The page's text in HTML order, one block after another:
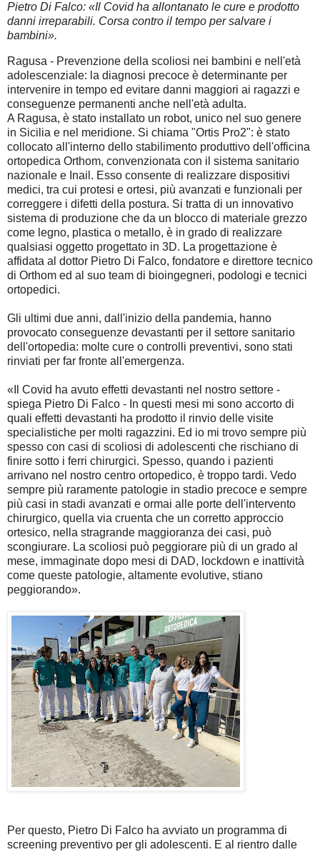
Pietro Di Falco: «Il Covid ha allontanato le cure e prodotto
danni irreparabili. Corsa contro il tempo per salvare i
bambini».
Ragusa - Prevenzione della scoliosi nei bambini e nell'età
adolescenziale: la diagnosi precoce è determinante per
intervenire in tempo ed evitare danni maggiori ai ragazzi e
conseguenze permanenti anche nell'età adulta.
A Ragusa, è stato installato un robot, unico nel suo genere
in Sicilia e nel meridione. Si chiama "Ortis Pro2": è stato
collocato all'interno dello stabilimento produttivo dell'officina
ortopedica Orthom, convenzionata con il sistema sanitario
nazionale e Inail. Esso consente di realizzare dispositivi
medici, tra cui protesi e ortesi, più avanzati e funzionali per
correggere i difetti della postura. Si tratta di un innovativo
sistema di produzione che da un blocco di materiale grezzo
come legno, plastica o metallo, è in grado di realizzare
qualsiasi oggetto progettato in 3D. La progettazione è
affidata al dottor Pietro Di Falco, fondatore e direttore tecnico
di Orthom ed al suo team di bioingegneri, podologi e tecnici
ortopedici.
Gli ultimi due anni, dall'inizio della pandemia, hanno
provocato conseguenze devastanti per il settore sanitario
dell'ortopedia: molte cure o controlli preventivi, sono stati
rinviati per far fronte all'emergenza.
«Il Covid ha avuto effetti devastanti nel nostro settore -
spiega Pietro Di Falco - In questi mesi mi sono accorto di
quali effetti devastanti ha prodotto il rinvio delle visite
specialistiche per molti ragazzini. Ed io mi trovo sempre più
spesso con casi di scoliosi di adolescenti che rischiano di
finire sotto i ferri chirurgici. Spesso, quando i pazienti
arrivano nel nostro centro ortopedico, è troppo tardi. Vedo
sempre più raramente patologie in stadio precoce e sempre
più casi in stadi avanzati e ormai alle porte dell'intervento
chirurgico, quella via cruenta che un corretto approccio
ortesico, nella stragrande maggioranza dei casi, può
scongiurare. La scoliosi può peggiorare più di un grado al
mese, immaginate dopo mesi di DAD, lockdown e inattività
come queste patologie, altamente evolutive, stiano
peggiorando».
Per questo, Pietro Di Falco ha avviato un programma di
screening preventivo per gli adolescenti. E al rientro dalle